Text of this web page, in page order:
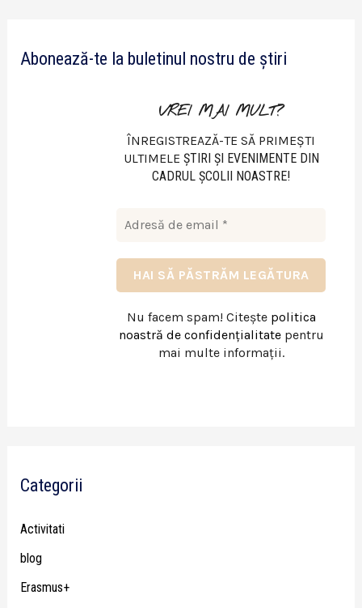
o
Abonează-te la buletinul nostru de știri
VREI MAI MULT?
ÎNREGISTREAZĂ-TE SĂ PRIMEȘTI
ULTIMELE ŞTIRI ŞI EVENIMENTE DIN
CADRUL ŞCOLII NOASTRE!
Nu facem spam! Citește politica
noastră de confidențialitatepentru
mai multe informații.
Categorii
Activitati
blog
Erasmus+